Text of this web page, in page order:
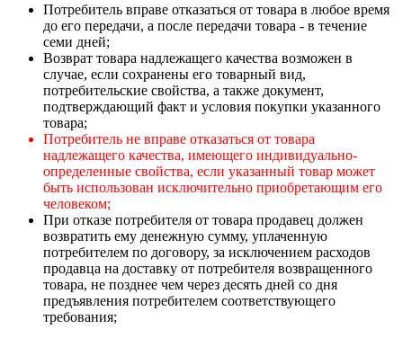
Потребитель вправе отказаться от товара в любое время
до его передачи, а после передачи товара - в течение
семи дней;
Возврат товара надлежащего качества возможен в
случае, если сохранены его товарный вид,
потребительские свойства, а также документ,
подтверждающий факт и условия покупки указанного
товара;
Потребитель не вправе отказаться от товара
надлежащего качества, имеющего индивидуально-
определенные свойства, если указанный товар может
быть использован исключительно приобретающим его
человеком;
При отказе потребителя от товара продавец должен
возвратить ему денежную сумму, уплаченную
потребителем по договору, за исключением расходов
продавца на доставку от потребителя возвращенного
товара, не позднее чем через десять дней со дня
предъявления потребителем соответствующего
требования;